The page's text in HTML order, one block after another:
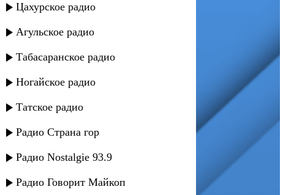
Цахурское радио
Агульское радио
Табасаранское радио
Ногайское радио
Татское радио
Радио Страна гор
Радио Nostalgie 93.9
Радио Говорит Майкоп